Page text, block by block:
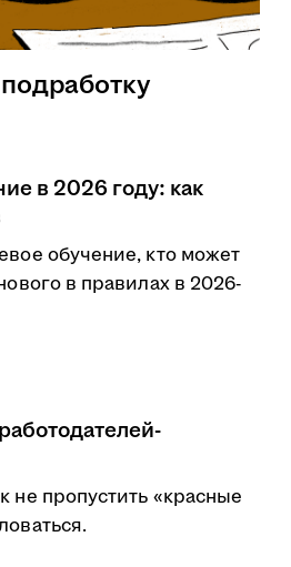
в 2026 году: как
обучение, кто может
в правилах в 2026-
не пропустить «красные